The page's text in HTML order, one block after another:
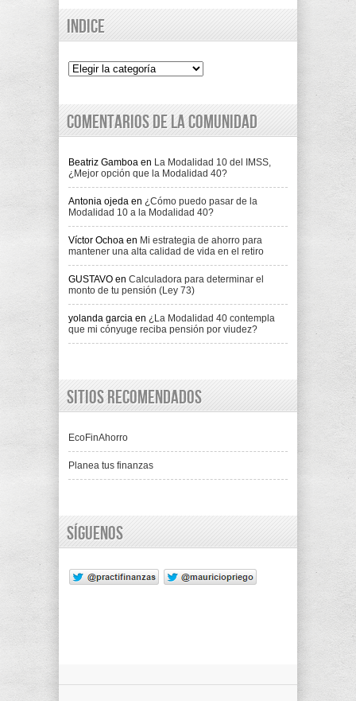
Indice
Indice
Comentarios de la comunidad
Beatriz Gamboa en La Modalidad 10 del IMSS,
¿Mejor opción que la Modalidad 40?
Antonia ojeda en ¿Cómo puedo pasar de la
Modalidad 10 a la Modalidad 40?
Víctor Ochoa en Mi estrategia de ahorro para
mantener una alta calidad de vida en el retiro
GUSTAVO en Calculadora para determinar el
monto de tu pensión (Ley 73)
yolanda garcia en ¿La Modalidad 40 contempla
que mi cónyuge reciba pensión por viudez?
Sitios recomendados
EcoFinAhorro
Planea tus finanzas
Síguenos